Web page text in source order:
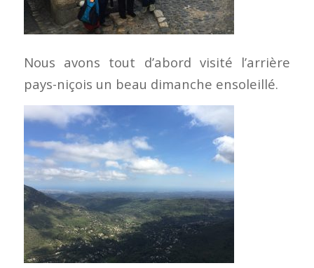
Nous avons tout d’abord visité l’arrière
pays-niçois un beau dimanche ensoleillé.